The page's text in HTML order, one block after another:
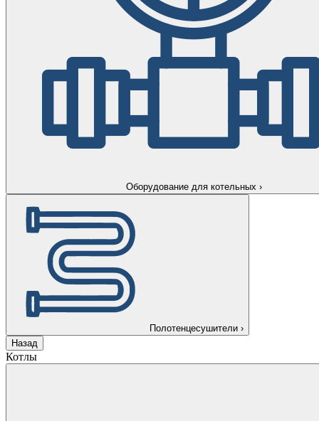
Оборудование для котельных ›
Полотенцесушители ›
Назад
Котлы